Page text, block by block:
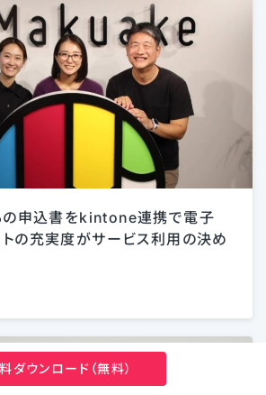
申込書をkintone連携で電子
の充実度がサービス利用の決め
ダウンロード（無料）